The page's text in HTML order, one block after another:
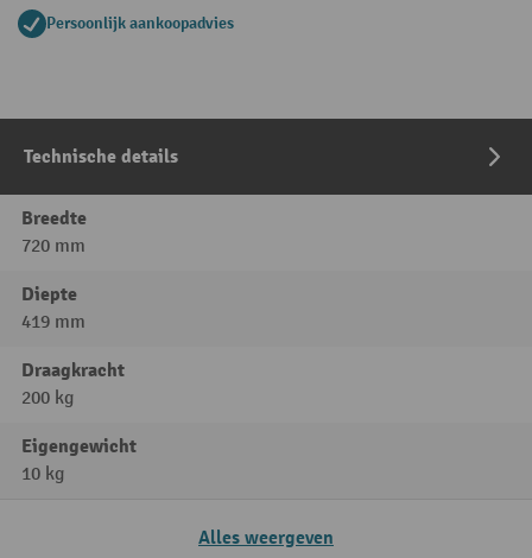
Persoonlijk aankoopadvies
Technische details
Breedte
720 mm
Diepte
419 mm
Draagkracht
200 kg
Eigengewicht
10 kg
Alles weergeven